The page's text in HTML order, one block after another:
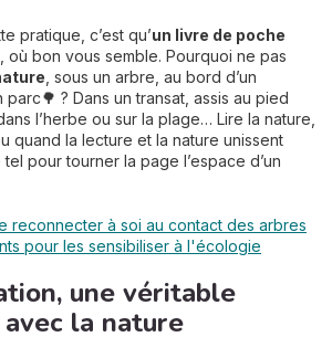
pratique, c’est qu’un livre de poche
, où bon vous semble. Pourquoi ne pas
, sous un arbre, au bord d’un
? Dans un transat, assis au pied
l’herbe ou sur la plage… Lire la nature,
quand la lecture et la nature unissent
pour tourner la page l’espace d’un
reconnecter à soi au contact des arbres
pour les sensibiliser à l'écologie
une véritable
la nature